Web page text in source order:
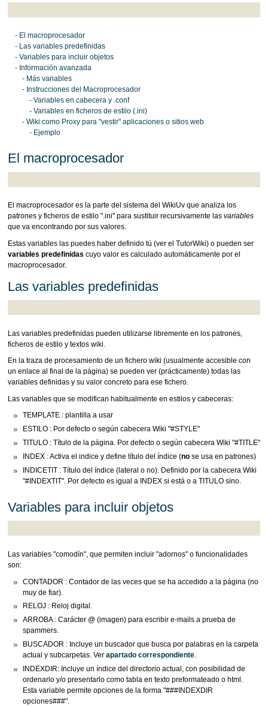
- El macroprocesador
- Las variables predefinidas
- Variables para incluir objetos
- Información avanzada
- Más variables
- Instrucciones del Macroprocesador
- Variables en cabecera y .conf
- Variables en ficheros de estilo (.ini)
- Wiki como Proxy para "vestir" aplicaciones o sitios web
- Ejemplo
El macroprocesador
El macroprocesador es la parte del sistema del WikiUv que analiza los
patrones y ficheros de estilo ".ini" para sustituir recursivamente las variables
que va encontrando por sus valores.
Estas variables las puedes haber definido tú (ver el TutorWiki) o pueden ser
variables predefinidas cuyo valor es calculado automáticamente por el
macroprocesador.
Las variables predefinidas
Las variables predefinidas pueden utilizarse libremente en los patrones,
ficheros de estilo y textos wiki.
En la traza de procesamiento de un fichero wiki (usualmente accesible con
un enlace al final de la página) se pueden ver (prácticamente) todas las
variables definidas y su valor concreto para ese fichero.
Las variables que se modifican habitualmente en estilos y cabeceras:
TEMPLATE : plantilla a usar
ESTILO : Por defecto o según cabecera Wiki "#STYLE"
TITULO : Título de la página. Por defecto o según cabecera Wiki "#TITLE"
INDEX : Activa el indice y define título del índice (nose usa en patrones)
INDICETIT : Título del índice (lateral o no). Definido por la cabecera Wiki
"#INDEXTIT". Por defecto es igual a INDEX si está o a TITULO sino.
Variables para incluir objetos
Las variables "comodín", que permiten incluir "adornos" o funcionalidades
son:
CONTADOR : Contador de las veces que se ha accedido a la página (no
muy de fiar).
RELOJ : Reloj digital.
ARROBA : Carácter @ (imagen) para escribir e-mails a prueba de
spammers.
BUSCADOR : Incluye un buscador que busca por palabras en la carpeta
actual y subcarpetas. Ver apartado correspondiente.
INDEXDIR: Incluye un índice del directorio actual, con posibilidad de
ordenarlo y/o presentarlo como tabla en texto preformateado o html.
Esta variable permite opciones de la forma "###INDEXDIR
opciones###".